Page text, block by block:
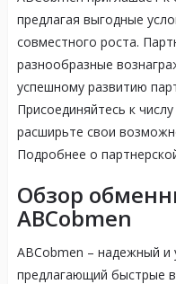
предлагая выгодные
совместного роста.
разнообразные
успешному развитию
Присоединяйтесь к
расширьте свои
Подробнее о
Обзор
ABCobmen
ABCobmen – надежный
предлагающий быстрые